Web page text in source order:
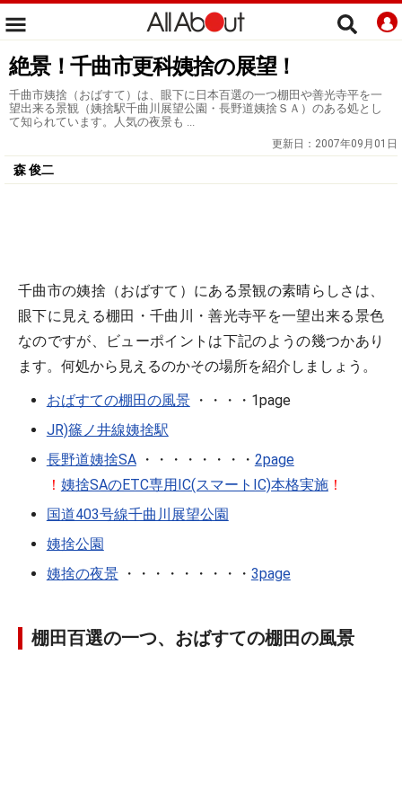
絶景！千曲市更科姨捨の展望！
千曲市姨捨（おばすて）は、眼下に日本百選の一つ棚田や善光寺平を一
望出来る景観（姨捨駅千曲川展望公園・長野道姨捨ＳＡ）のある処とし
て知られています。人気の夜景も ...
更新日： 2007年09月01日
森 俊二
千曲市の姨捨（おばすて）にある景観の素晴らしさは、
眼下に見える棚田・千曲川・善光寺平を一望出来る景色
なのですが、ビューポイントは下記のようの幾つかあり
ます。何処から見えるのかその場所を紹介しましょう。
おばすての棚田の風景・・・・1page
JR)篠ノ井線姨捨駅
長野道姨捨SA・・・・・・・・ 2page
！ 姨捨SAのETC専用IC(スマートIC)本格実施！
国道403号線千曲川展望公園
姨捨公園
姨捨の夜景・・・・・・・・・ 3page
棚田百選の一つ、おばすての棚田の風景